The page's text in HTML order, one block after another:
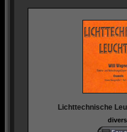
Lichttechnische